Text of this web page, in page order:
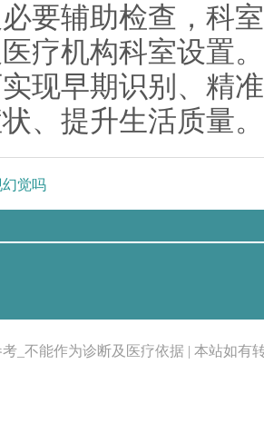
要辅助检查，科
疗机构科室设置
现早期识别、精
、提升生活质量。
觉吗
_不能作为诊断及医疗依据 | 本站如